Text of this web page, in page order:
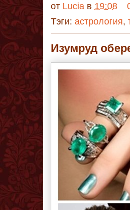
от Lucia в 19:08
Тэги: астрология,
Изумруд